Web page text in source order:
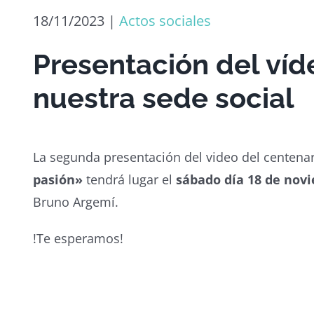
18/11/2023 | Actos sociales
Presentación del
nuestra sede social
La segunda presentación del video del
pasión» tendrá lugar el sábado día 18 de
Bruno Argemí.
!Te esperamos!